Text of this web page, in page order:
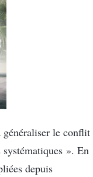
généraliser le conflit
». En
depuis